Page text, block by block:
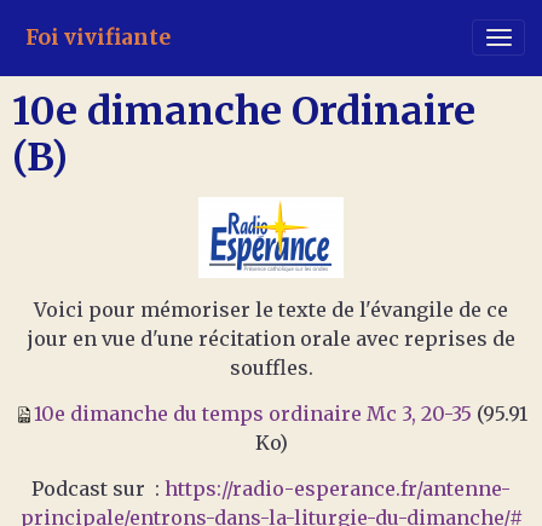
Foi vivifiante
10e dimanche Ordinaire
(B)
Voici pour mémoriser le texte de l'évangile de ce
jour en vue d'une récitation orale avec reprises de
souffles.
10e dimanche du temps ordinaire Mc 3, 20-35 (95.91
Ko)
Podcast sur : https://radio-esperance.fr/antenne-
principale/entrons-dans-la-liturgie-du-dimanche/#